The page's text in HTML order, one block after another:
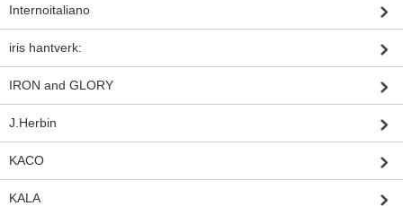
Internoitaliano
iris hantverk:
IRON and GLORY
J.Herbin
KACO
KALA